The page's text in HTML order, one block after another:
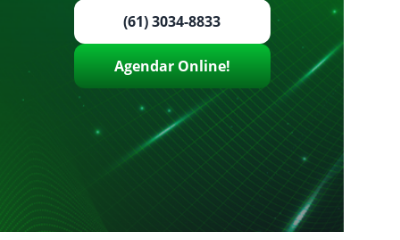
(61) 3034-8833
Agendar Online!